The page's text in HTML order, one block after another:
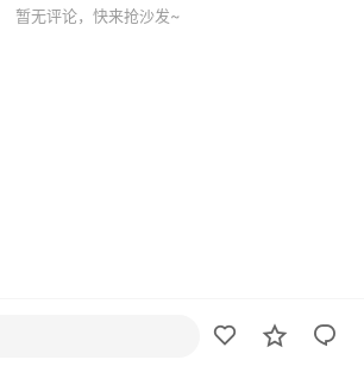
暂无评论，快来抢沙发~